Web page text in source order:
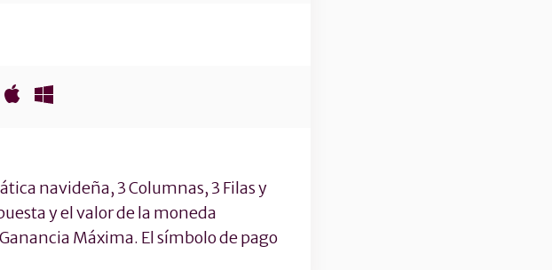
navideña, 3 Columnas, 3 Filas y
y el valor de la moneda
Máxima. El símbolo de pago